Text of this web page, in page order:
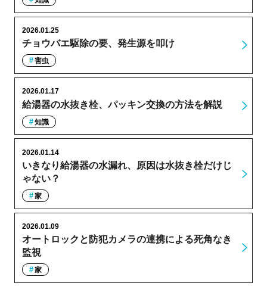
チョウバエ駆除の要、発生源を叩け
2026.01.25
害虫
給湯器の水抜き栓、パッキン交換の方法を解説
2026.01.17
知識
いきなり給湯器の水漏れ、原因は水抜き栓だけじ
ゃない？
2026.01.14
家
オートロックと防犯カメラの連携による死角なき
監視
2026.01.09
家